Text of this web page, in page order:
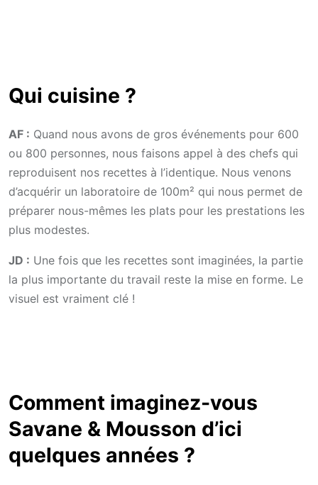
Qui cuisine ?
AF : Quand nous avons de gros événements pour 600
ou 800 personnes, nous faisons appel à des chefs qui
reproduisent nos recettes à l’identique. Nous venons
d’acquérir un laboratoire de 100m² qui nous permet de
préparer nous-mêmes les plats pour les prestations les
plus modestes.
JD : Une fois que les recettes sont imaginées, la partie
la plus importante du travail reste la mise en forme. Le
visuel est vraiment clé !
Comment imaginez-vous
Savane & Mousson d’ici
quelques années ?